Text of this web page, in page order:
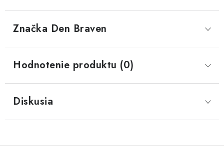
Značka Den Braven
Hodnotenie produktu (0)
Diskusia